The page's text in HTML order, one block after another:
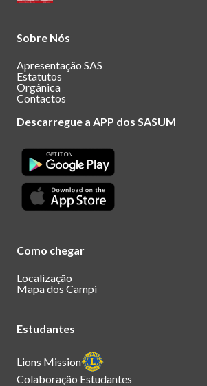
Sobre Nós
Apresentação SAS
Estatutos
Orgânica
Contactos
Descarregue a APP dos SASUM
Como chegar
Localização
Mapa dos Campi
Estudantes
Lions Mission
Colaboração Estudantes